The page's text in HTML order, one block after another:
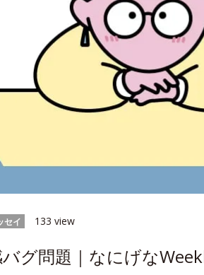
セイ 133 view
グ問題｜なにげな